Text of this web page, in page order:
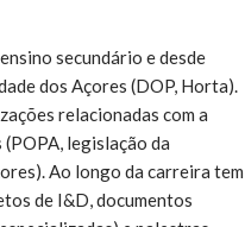
secundário e desde
dos Açores (DOP, Horta).
relacionadas com a
legislação da
Ao longo da carreira tem
de I&D, documentos